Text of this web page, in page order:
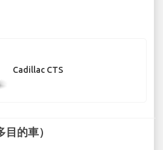
Cadillac CTS
的車）